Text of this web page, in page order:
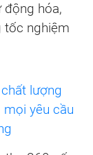
động hóa,
tốc nghiệm
lượng
yêu cầu